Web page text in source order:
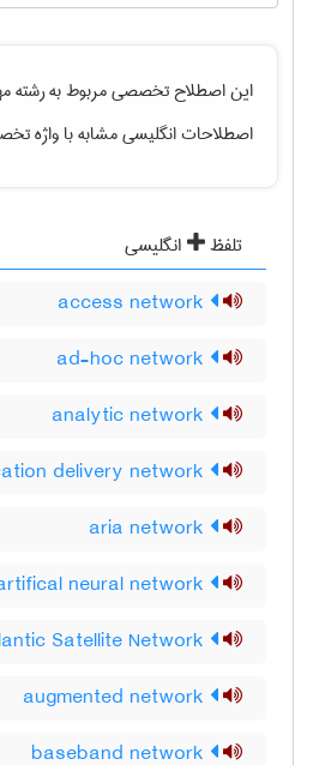
این اصطلاح تخصصی مربوط به رشته
اصطلاحات انگلیسی مشابه با واژه
تلفظ انگلیسی